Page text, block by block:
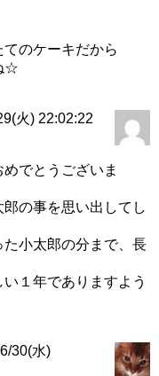
のケーキだから
☆
火) 22:02:22
でとうございま
の事を思い出してし
小太郎の分まで、長
１年でありますよう
30(水)